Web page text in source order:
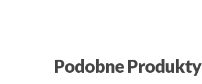
Podobne Produkty